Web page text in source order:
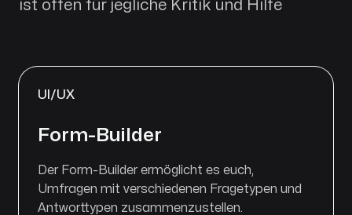
ist offen für jegliche Kritik und Hilfe
UI/UX
Form-Builder
Der Form-Builder ermöglicht es euch,
Umfragen mit verschiedenen Fragetypen und
Antworttypen zusammenzustellen.